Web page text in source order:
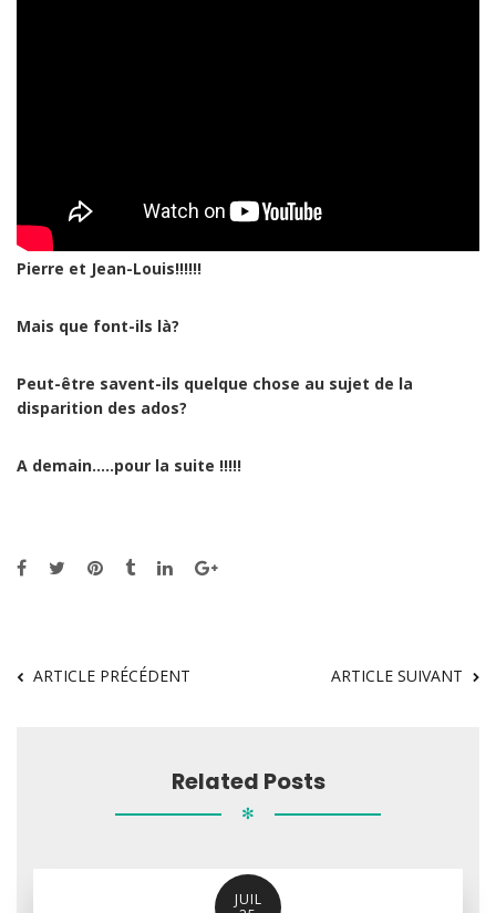
Pierre et Jean-Louis!!!!!!
Mais que font-ils là?
Peut-être savent-ils quelque chose au sujet de la
disparition des ados?
A demain…..pour la suite !!!!!
ARTICLE PRÉCÉDENT ARTICLE SUIVANT
Related Posts
✻
JUIL